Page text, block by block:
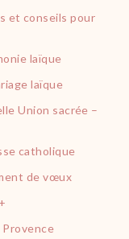
et conseils pour
laïque
laïque
Union sacrée –
catholique
de vœux